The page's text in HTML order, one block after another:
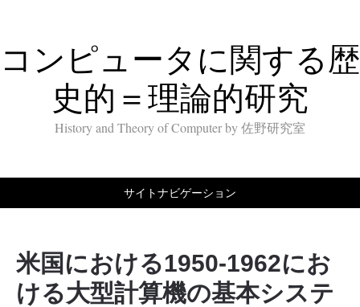
コンピュータに関する歴
史的＝理論的研究
History and Theory of Computer by 佐野研究室
サイトナビゲーション
米国における1950-1962にお
ける大型計算機の基本システ